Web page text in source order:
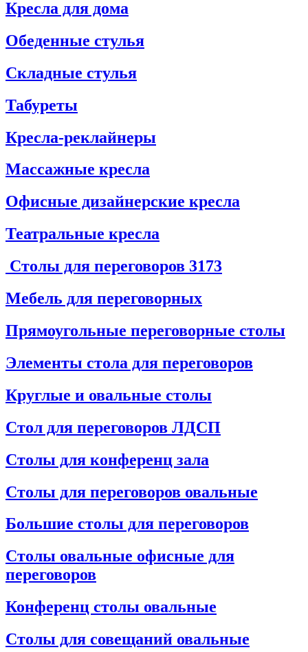
Кресла для дома
Обеденные стулья
Складные стулья
Табуреты
Кресла-реклайнеры
Массажные кресла
Офисные дизайнерские кресла
Театральные кресла
Столы для переговоров 3173
Мебель для переговорных
Прямоугольные переговорные столы
Элементы стола для переговоров
Круглые и овальные столы
Стол для переговоров ЛДСП
Столы для конференц зала
Столы для переговоров овальные
Большие столы для переговоров
Столы овальные офисные для
переговоров
Конференц столы овальные
Столы для совещаний овальные